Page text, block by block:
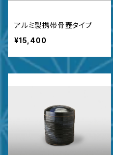
アルミ製携帯骨壺タイプ
¥15,400